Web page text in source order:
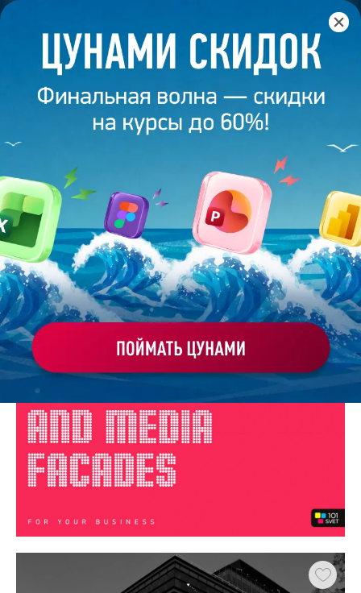
Главная /Банк слайдов / Презентация 45 – Разработана
студией Bonnie&Slide для 101Svet
ПРЕЗЕНТАЦИЯ 45 - РАЗРАБОТАНА
СТУДИЕЙ BONNIE&SLIDE ДЛЯ
101SVET
Моё избранное
Работа
эксперта
ХОЧУ ЗАКАЗАТЬ ТАКУЮ ПРЕЗЕНТАЦИЮ